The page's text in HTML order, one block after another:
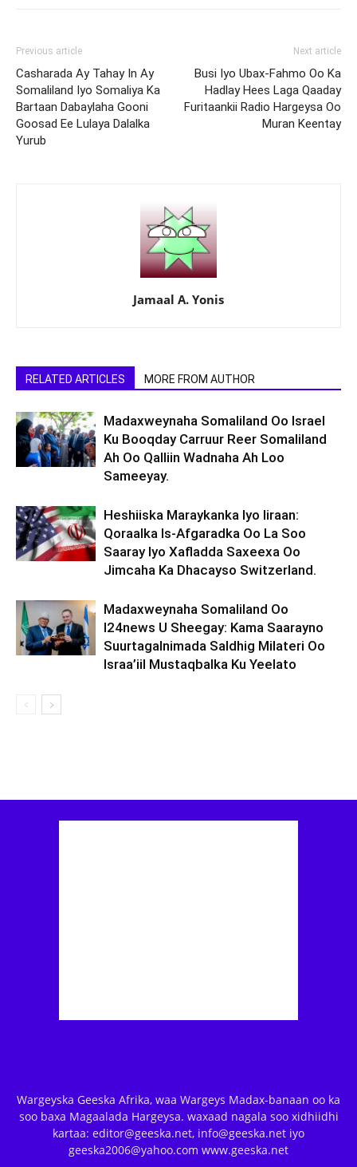
Previous article
Casharada Ay Tahay In Ay
Somaliland Iyo Somaliya Ka
Bartaan Dabaylaha Gooni
Goosad Ee Lulaya Dalalka
Yurub
Next article
Busi Iyo Ubax-Fahmo Oo Ka
Hadlay Hees Laga Qaaday
Furitaankii Radio Hargeysa Oo
Muran Keentay
Jamaal A. Yonis
RELATED ARTICLES MORE FROM AUTHOR
Madaxweynaha Somaliland Oo Israel
Ku Booqday Carruur Reer Somaliland
Ah Oo Qalliin Wadnaha Ah Loo
Sameeyay.
Heshiiska Maraykanka Iyo Iiraan:
Qoraalka Is-Afgaradka Oo La Soo
Saaray Iyo Xafladda Saxeexa Oo
Jimcaha Ka Dhacayso Switzerland.
Madaxweynaha Somaliland Oo
I24news U Sheegay: Kama Saarayno
Suurtagalnimada Saldhig Milateri Oo
Israa’iil Mustaqbalka Ku Yeelato
Wargeyska Geeska Afrika, waa Wargeys Madax-banaan oo ka
soo baxa Magaalada Hargeysa. waxaad nagala soo xidhiidhi
kartaa: editor@geeska.net, info@geeska.net iyo
geeska2006@yahoo.com www.geeska.net